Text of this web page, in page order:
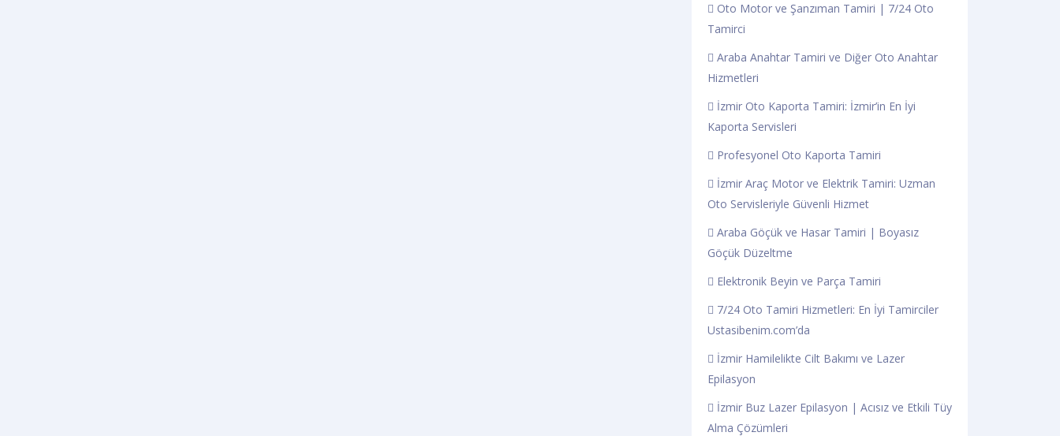
Oto Motor ve Şanzıman Tamiri | 7/24 Oto
Tamirci
Araba Anahtar Tamiri ve Diğer Oto Anahtar
Hizmetleri
İzmir Oto Kaporta Tamiri: İzmir’in En İyi
Kaporta Servisleri
Profesyonel Oto Kaporta Tamiri
İzmir Araç Motor ve Elektrik Tamiri: Uzman
Oto Servisleriyle Güvenli Hizmet
Araba Göçük ve Hasar Tamiri | Boyasız
Göçük Düzeltme
Elektronik Beyin ve Parça Tamiri
7/24 Oto Tamiri Hizmetleri: En İyi Tamirciler
Ustasibenim.com’da
İzmir Hamilelikte Cilt Bakımı ve Lazer
Epilasyon
İzmir Buz Lazer Epilasyon | Acısız ve Etkili Tüy
Alma Çözümleri